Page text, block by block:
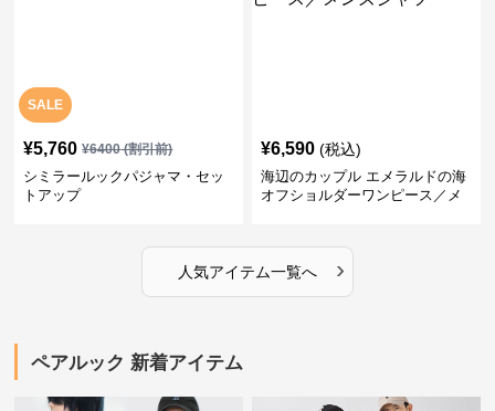
SALE
¥5,760 ¥6400(割引前)
シミラールックパジャマ・セッ
トアップ
¥6,590 (税込)
海辺のカップル エメラルドの海
オフショルダーワンピース／メ
人気アイテム一覧へ ›
ペアルック 新着アイテム